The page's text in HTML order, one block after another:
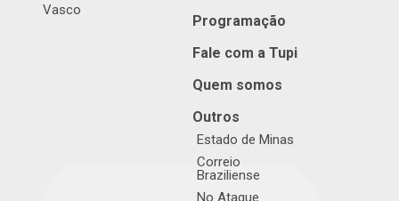
Vasco
Programação
Fale com a Tupi
Quem somos
Outros
Estado de Minas
Correio
Braziliense
No Ataque